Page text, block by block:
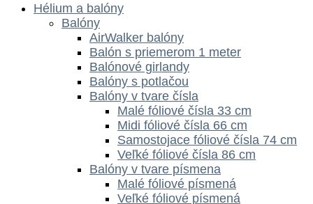
Hélium a balóny
Balóny
AirWalker balóny
Balón s priemerom 1 meter
Balónové girlandy
Balóny s potlačou
Balóny v tvare čísla
Malé fóliové čísla 33 cm
Midi fóliové čísla 66 cm
Samostojace fóliové čísla 74 cm
Veľké fóliové čísla 86 cm
Balóny v tvare písmena
Malé fóliové písmená
Veľké fóliové písmená